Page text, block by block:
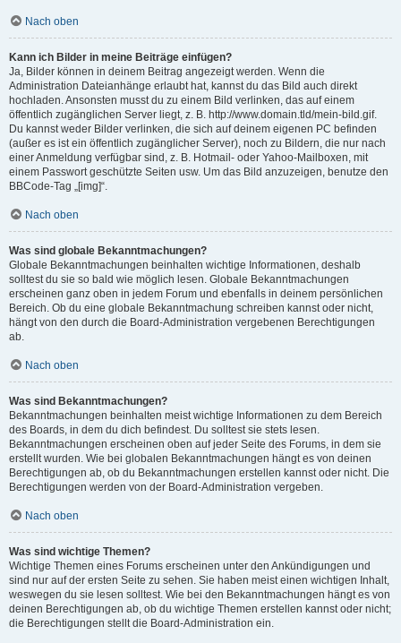
Nach oben
Kann ich Bilder in meine Beiträge einfügen?
Ja, Bilder können in deinem Beitrag angezeigt werden. Wenn die
Administration Dateianhänge erlaubt hat, kannst du das Bild auch direkt
hochladen. Ansonsten musst du zu einem Bild verlinken, das auf einem
öffentlich zugänglichen Server liegt, z. B. http://www.domain.tld/mein-bild.gif.
Du kannst weder Bilder verlinken, die sich auf deinem eigenen PC befinden
(außer es ist ein öffentlich zugänglicher Server), noch zu Bildern, die nur nach
einer Anmeldung verfügbar sind, z. B. Hotmail- oder Yahoo-Mailboxen, mit
einem Passwort geschützte Seiten usw. Um das Bild anzuzeigen, benutze den
BBCode-Tag „[img]“.
Nach oben
Was sind globale Bekanntmachungen?
Globale Bekanntmachungen beinhalten wichtige Informationen, deshalb
solltest du sie so bald wie möglich lesen. Globale Bekanntmachungen
erscheinen ganz oben in jedem Forum und ebenfalls in deinem persönlichen
Bereich. Ob du eine globale Bekanntmachung schreiben kannst oder nicht,
hängt von den durch die Board-Administration vergebenen Berechtigungen
ab.
Nach oben
Was sind Bekanntmachungen?
Bekanntmachungen beinhalten meist wichtige Informationen zu dem Bereich
des Boards, in dem du dich befindest. Du solltest sie stets lesen.
Bekanntmachungen erscheinen oben auf jeder Seite des Forums, in dem sie
erstellt wurden. Wie bei globalen Bekanntmachungen hängt es von deinen
Berechtigungen ab, ob du Bekanntmachungen erstellen kannst oder nicht. Die
Berechtigungen werden von der Board-Administration vergeben.
Nach oben
Was sind wichtige Themen?
Wichtige Themen eines Forums erscheinen unter den Ankündigungen und
sind nur auf der ersten Seite zu sehen. Sie haben meist einen wichtigen Inhalt,
weswegen du sie lesen solltest. Wie bei den Bekanntmachungen hängt es von
deinen Berechtigungen ab, ob du wichtige Themen erstellen kannst oder nicht;
die Berechtigungen stellt die Board-Administration ein.